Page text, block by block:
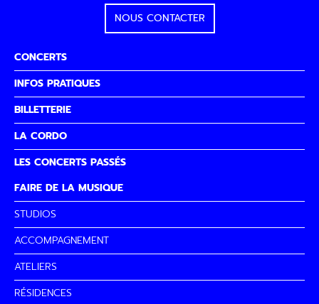
CONCERTS
INFOS PRATIQUES
BILLETTERIE
LA CORDO
LES CONCERTS PASSÉS
FAIRE DE LA MUSIQUE
STUDIOS
ACCOMPAGNEMENT
ATELIERS
RÉSIDENCES
NOUS CONTACTER